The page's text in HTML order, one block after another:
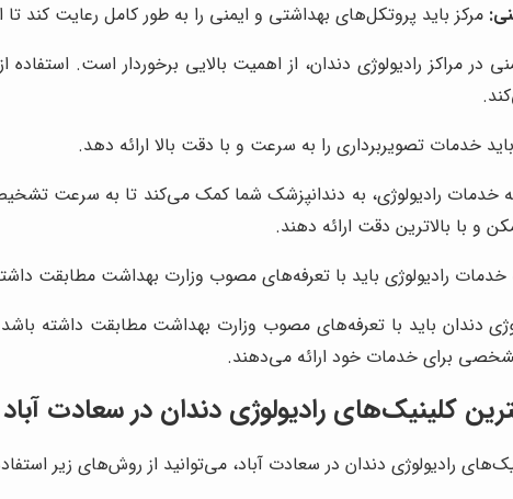
مرکز باید پروتکل‌های بهداشتی و ایمنی را به طور کامل رعایت کند
در مراکز رادیولوژی دندان، از اهمیت بالایی برخوردار است.
خدمات تصویربرداری را به سرعت و با دقت بالا ارائه دهد.
خدمات رادیولوژی، به دندانپزشک شما کمک می‌کند تا به سرعت
و با بالاترین دقت ارائه دهند.
خدمات رادیولوژی باید با تعرفه‌های مصوب وزارت بهداشت مطابقت
دندان باید با تعرفه‌های مصوب وزارت بهداشت مطابقت داشته باشد
برای خدمات خود ارائه می‌دهند.
کلینیک‌های رادیولوژی دندان در سعادت آباد
رادیولوژی دندان در سعادت آباد، می‌توانید از روش‌های زیر